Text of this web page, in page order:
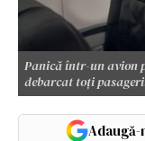
Panică într-un avion
debarcat toți